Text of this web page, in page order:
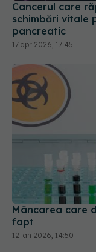
Cancerul care
schimbări vitale
pancreatic
17 apr 2026, 17:45
Mâncarea care
fapt
12 ian 2026, 14:50